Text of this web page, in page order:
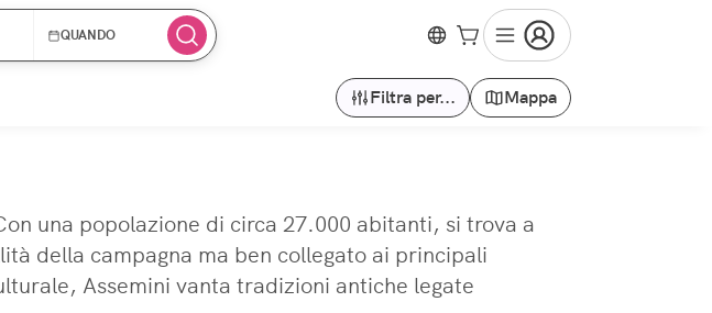
QUANDO
Filtra per... Mappa
una popolazione di circa 27.000 abitanti, si trova a
della campagna ma ben collegato ai principali
Assemini vanta tradizioni antiche legate